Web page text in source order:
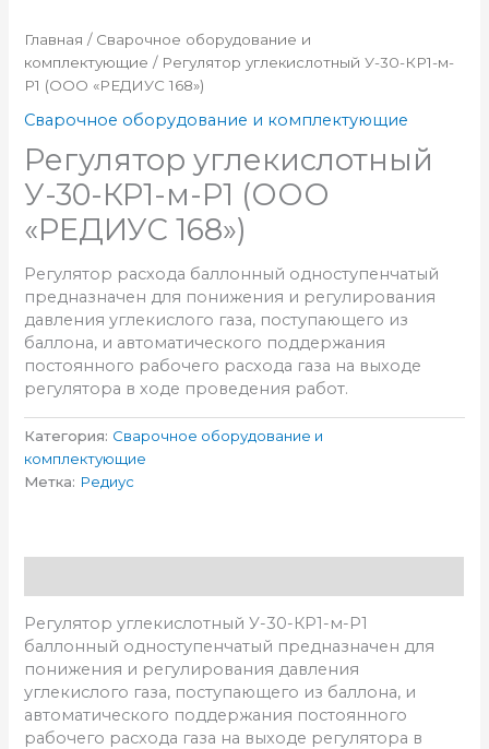
Главная / Сварочное оборудование и
комплектующие / Регулятор углекислотный У-30-КР1-м-
Р1 (ООО «РЕДИУС 168»)
Сварочное оборудование и комплектующие
Регулятор углекислотный
У-30-КР1-м-Р1 (ООО
«РЕДИУС 168»)
Регулятор расхода баллонный одноступенчатый
предназначен для понижения и регулирования
давления углекислого газа, поступающего из
баллона, и автоматического поддержания
постоянного рабочего расхода газа на выходе
регулятора в ходе проведения работ.
Категория: Сварочное оборудование и
комплектующие
Метка: Редиус
Регулятор углекислотный У-30-КР1-м-Р1
баллонный одноступенчатый предназначен для
понижения и регулирования давления
углекислого газа, поступающего из баллона, и
автоматического поддержания постоянного
рабочего расхода газа на выходе регулятора в